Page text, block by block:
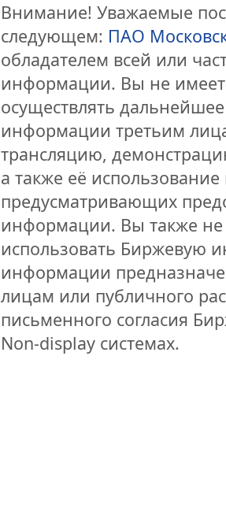
Внимание! Уважаемые
следующем: ПАО
обладателем всей или
информации. Вы не
осуществлять
информации третьим
трансляцию,
а также её
предусматривающих
информации. Вы также не
использовать Биржевую
информации
лицам или публичного
письменного согласия
Non-display системах.